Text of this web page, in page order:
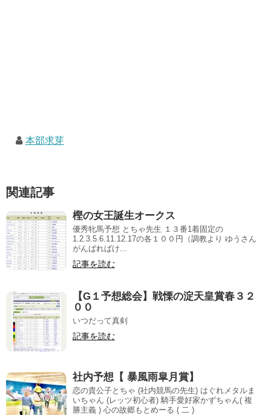
本部求芽
関連記事
樫の女王誕生オークス
優秀牝馬予想 とちゃ先生 １３番1着固定の
1.2.3.5.6.11.12.17の各１００円（調教より ゆうさん
がんばればけ...
記事を読む
【G１予想総会】戦慄の淀天皇賞春３２
００
いつだって真剣
記事を読む
社内予想【 暴風雨皐月賞】
恋の貴公子とちゃ (社内競馬の先生) はぐれメタルま
いちゃん (レッツ初心者) 騎手愛好家かずちゃん( 複
勝主義 ) 心の故郷もとめーる ( 二 )